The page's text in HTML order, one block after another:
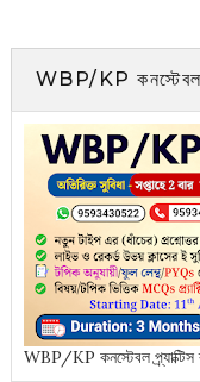
WBP/KP কনস্টেবল
WBP/KP কনস্টেবল